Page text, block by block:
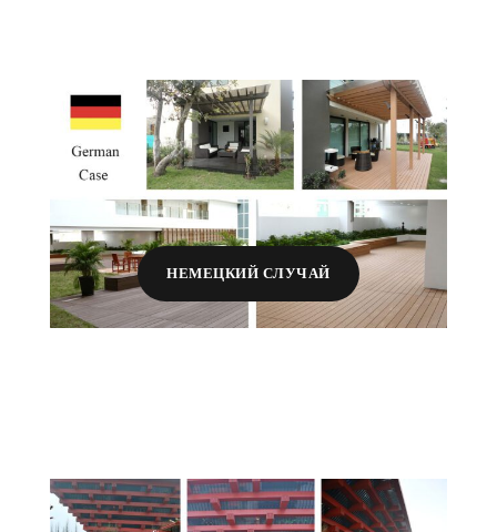
НЕМЕЦКИЙ СЛУЧАЙ